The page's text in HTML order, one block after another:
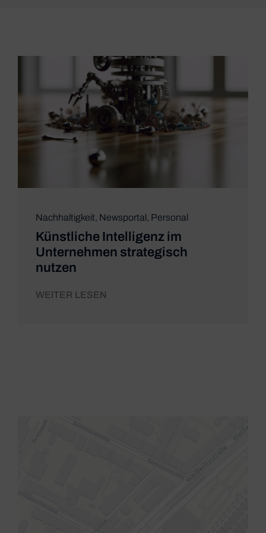
Nachhaltigkeit, Newsportal, Personal
Künstliche Intelligenz im
Unternehmen strategisch
nutzen
WEITER LESEN